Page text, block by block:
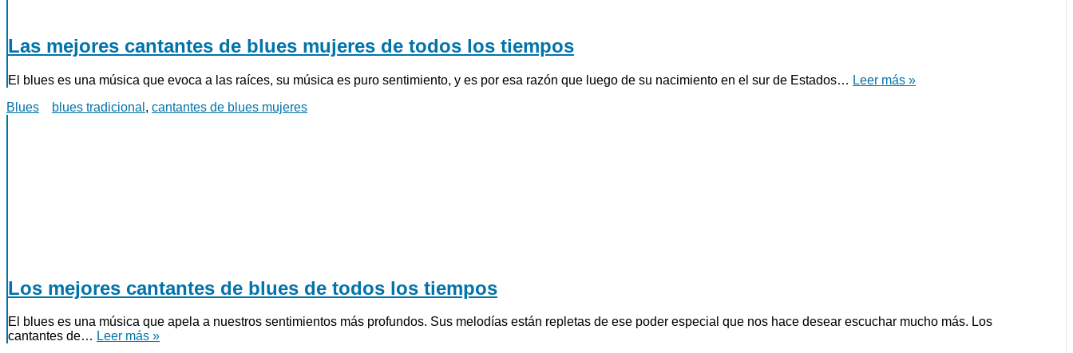
Las mejores cantantes de blues mujeres de todos los tiempos
El blues es una música que evoca a las raíces, su música es puro sentimiento, y es por esa razón que luego de su nacimiento en el sur de Estados… Leer más »
Blues
blues tradicional , cantantes de blues mujeres
Los mejores cantantes de blues de todos los tiempos
El blues es una música que apela a nuestros sentimientos más profundos. Sus melodías están repletas de ese poder especial que nos hace desear escuchar mucho más. Los
cantantes de… Leer más »